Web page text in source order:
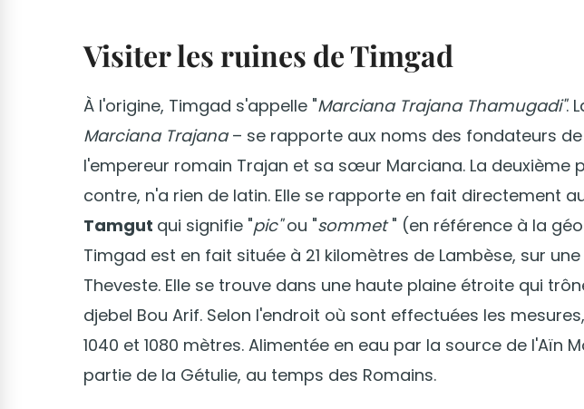
Visiter les ruines de Timgad
À l'origine, Timgad s'appelle "Marciana Trajana Thamugadi".
Marciana Trajana– se rapporte aux noms des fondateurs
l'empereur romain Trajan et sa sœur Marciana. La deuxième
contre, n'a rien de latin. Elle se rapporte en fait directement
Tamgut qui signifie "pic"ou "sommet" (en référence à la
Timgad est en fait située à 21 kilomètres de Lambèse, sur
Theveste. Elle se trouve dans une haute plaine étroite qui
djebel Bou Arif. Selon l'endroit où sont effectuées les
1040 et 1080 mètres. Alimentée en eau par la source de l'Aïn
partie de la Gétulie, au temps des Romains.